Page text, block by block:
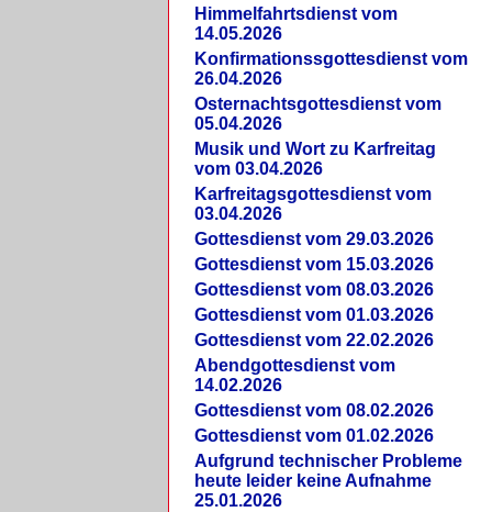
Himmelfahrtsdienst vom
14.05.2026
Konfirmationssgottesdienst vom
26.04.2026
Osternachtsgottesdienst vom
05.04.2026
Musik und Wort zu Karfreitag
vom 03.04.2026
Karfreitagsgottesdienst vom
03.04.2026
Gottesdienst vom 29.03.2026
Gottesdienst vom 15.03.2026
Gottesdienst vom 08.03.2026
Gottesdienst vom 01.03.2026
Gottesdienst vom 22.02.2026
Abendgottesdienst vom
14.02.2026
Gottesdienst vom 08.02.2026
Gottesdienst vom 01.02.2026
Aufgrund technischer Probleme
heute leider keine Aufnahme
25.01.2026